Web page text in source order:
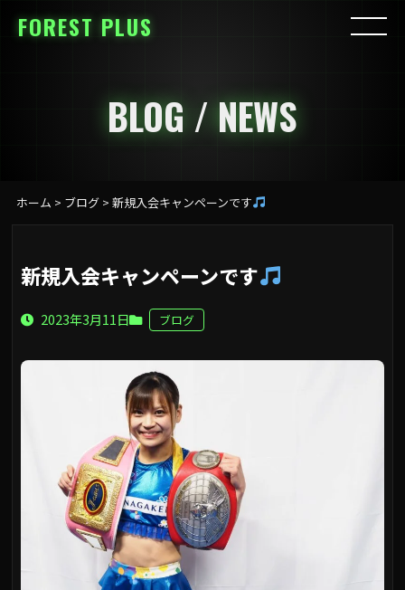
FOREST PLUS
BLOG / NEWS
ホーム > ブログ> 新規入会キャンペーンです
新規入会キャンペーンです
2023年3月11日 ブログ